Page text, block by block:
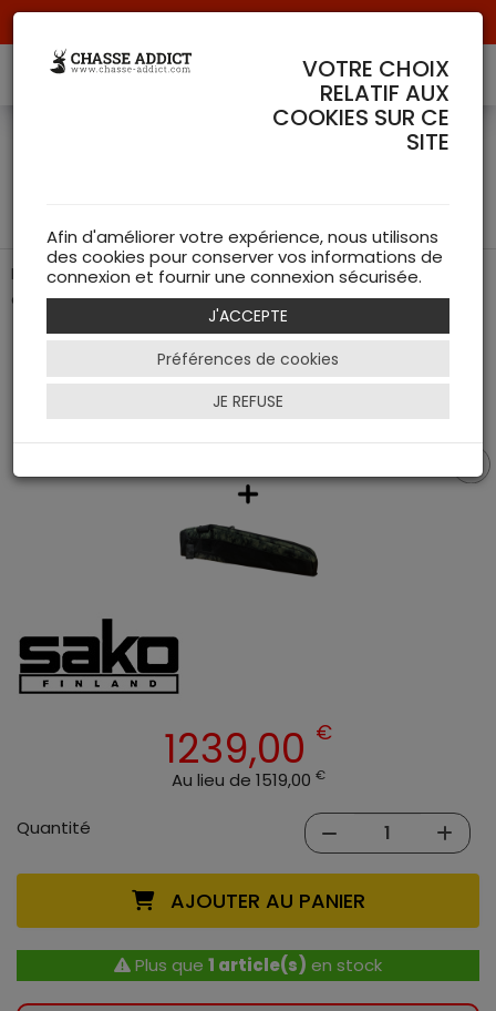
Pack SAKO Quad Varmint
Accessoires
L'excellence finlandaise en pack complet : carabine à
canon lourd, silencieux Ase Utra, bipied et fourreau SAKO.
1239,00 €
Au lieu de 1519,00 €
Quantité
AJOUTER AU PANIER
Plus que 1 article(s) en stock
VOTRE CHOIX
RELATIF AUX
COOKIES SUR CE
SITE
Afin d'améliorer votre expérience, nous utilisons
des cookies pour conserver vos informations de
connexion et fournir une connexion sécurisée.
J'ACCEPTE
Préférences de cookies
JE REFUSE